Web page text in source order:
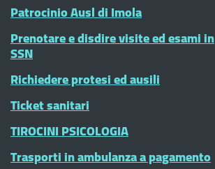
Patrocinio Ausl di Imola
Prenotare e disdire visite ed esami in
SSN
Richiedere protesi ed ausili
Ticket sanitari
TIROCINI PSICOLOGIA
Trasporti in ambulanza a pagamento